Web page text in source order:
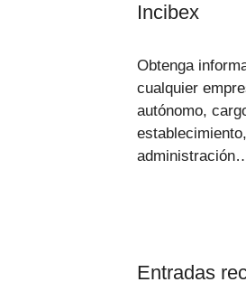
Incibex
Obtenga
cualquier
autónomo,
Entradas